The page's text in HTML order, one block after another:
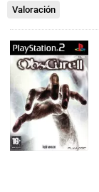
Valoración